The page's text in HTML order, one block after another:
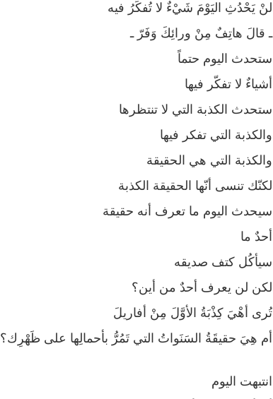
لنْ يَحْدُثِ اليَوْمَ شَيْءٌ لا تُفكِّرُ فيه
ـ قالَ هاتِفٌ مِنْ ورائِكَ وَفَرّ ـ
ستحدث اليوم حتماً
أشياءٌ لا تفكّر فيها
ستحدث الكذبة التي لا تنتظرها
والكذبة التي تفكر فيها
والكذبة التي هي الحقيقة
لكنّك تنسى أنّها الحقيقة الكذبة
سيحدث اليوم ما تعرف أنه حقيقة
أحدٌ ما
سيأكُل كتف صديقه
لكن لن يعرف أحدٌ من أين؟
تُرى أهْيَ كِذْبَةُ الأوَّلَ مِنْ أفاريلَ
أم هِيَ حقيقَةُ السَنَواتُ التي تَمُرُّ بأحمالِها على ظَهْرِك؟
انتبهت اليوم